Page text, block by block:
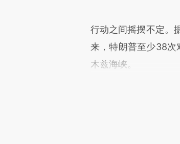
行动之间摇摆不定。
来，特朗普至少38次
木兹海峡。